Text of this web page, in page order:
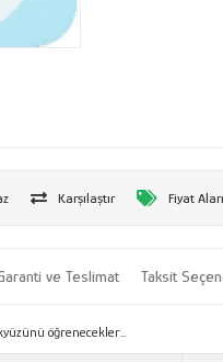
Karşılaştır Fiyat
ve Teslimat Taksit
öğrenecekler…